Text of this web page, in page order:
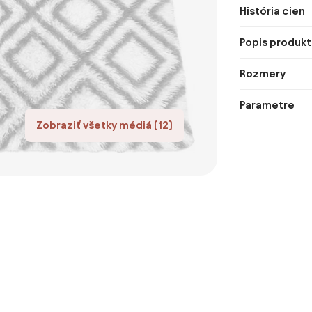
Zobraziť všetky médiá (12)
História cien
Popis
Rozmery
Parametre